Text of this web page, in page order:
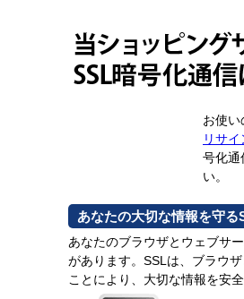
お使
リサイ
号化通
い。
あなたの大切な情報を守る
あなたのブラウザとウェブサ
があります。SSLは、ブラウ
ことにより、大切な情報を安